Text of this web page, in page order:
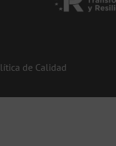
de Calidad